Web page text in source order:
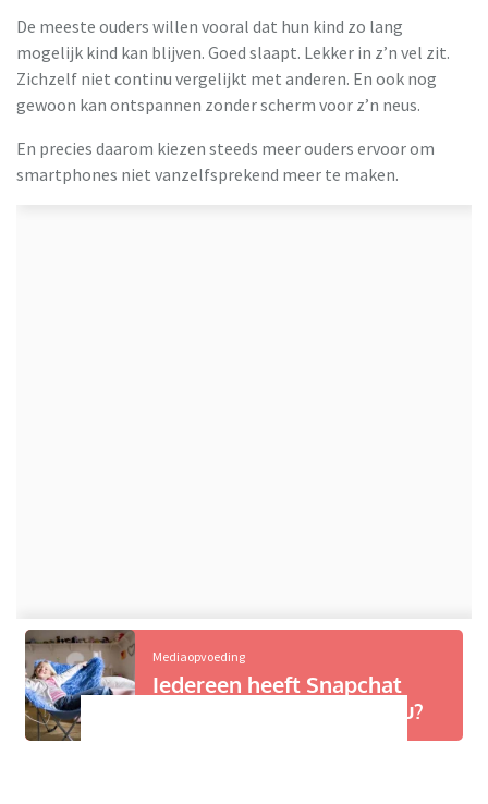
De meeste ouders willen vooral dat hun kind zo lang
mogelijk kind kan blijven. Goed slaapt. Lekker in z’n vel zit.
Zichzelf niet continu vergelijkt met anderen. En ook nog
gewoon kan ontspannen zonder scherm voor z’n neus.
En precies daarom kiezen steeds meer ouders ervoor om
smartphones niet vanzelfsprekend meer te maken.
Mediaopvoeding
Iedereen heeft Snapchat
behalve mijn kind: wat nu?